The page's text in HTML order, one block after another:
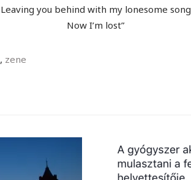
Leaving you behind with my lonesome song
Now I’m lost”
, zene